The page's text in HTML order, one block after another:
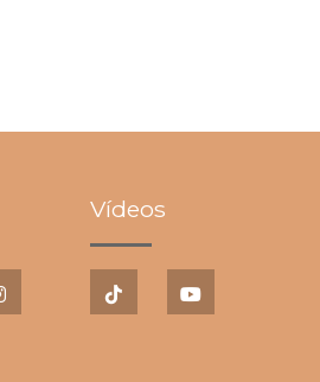
Vídeos